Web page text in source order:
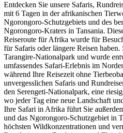
Entdecken Sie unsere Safaris,
mit 6 Tagen in der afrikanischen
Ngorongoro-Schutzgebiets und des
Ngorongoro-Kraters in Tansania.
Reiseroute für Afrika wurde für
für Safaris oder längere Reisen
Tarangire-Nationalpark und wurde
umfassendes Safari-Erlebnis im
während Ihre Reisezeit ohne
unvergesslichen Safaris und
den Serengeti-Nationalpark, eine
wo jeder Tag eine neue Landschaft
Ihre Safari in Afrika führt Sie
und das Ngorongoro-Schutzgebiet in
höchsten Wildkonzentrationen und